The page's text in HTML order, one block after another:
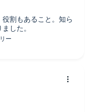
割もあること。知ら
した。